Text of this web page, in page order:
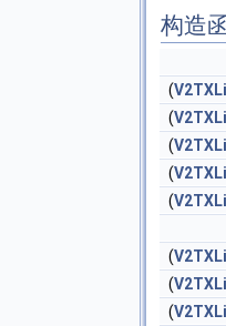
构造
(
(
(
(
(
(
(
(